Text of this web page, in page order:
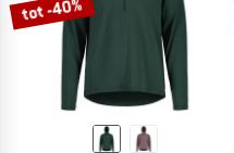
tot -40%